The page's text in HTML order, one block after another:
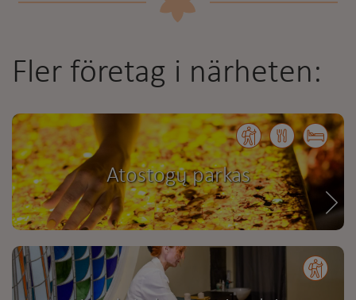
Fler företag i närheten:
Atostogų parkas